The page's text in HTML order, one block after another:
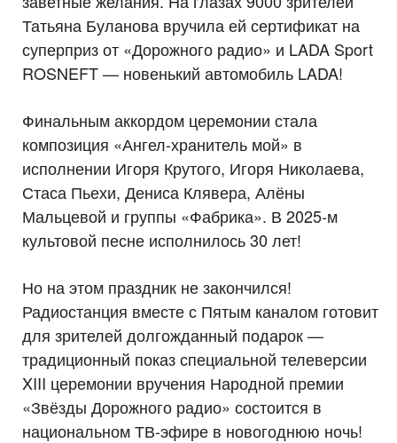
Татьяна Буланова вручила ей сертификат на
суперприз от «Дорожного радио» и LADA Sport
ROSNEFT — новенький автомобиль LADA!
Финальным аккордом церемонии стала
композиция «Ангел-хранитель мой» в
исполнении Игоря Крутого, Игоря Николаева,
Стаса Пьехи, Дениса Клявера, Алёны
Мальцевой и группы «Фабрика». В 2025-м
культовой песне исполнилось 30 лет!
Но на этом праздник не закончился!
Радиостанция вместе с Пятым каналом готовит
для зрителей долгожданный подарок —
традиционный показ специальной телеверсии
XIII церемонии вручения Народной премии
«Звёзды Дорожного радио» состоится в
национальном ТВ-эфире в новогоднюю ночь!